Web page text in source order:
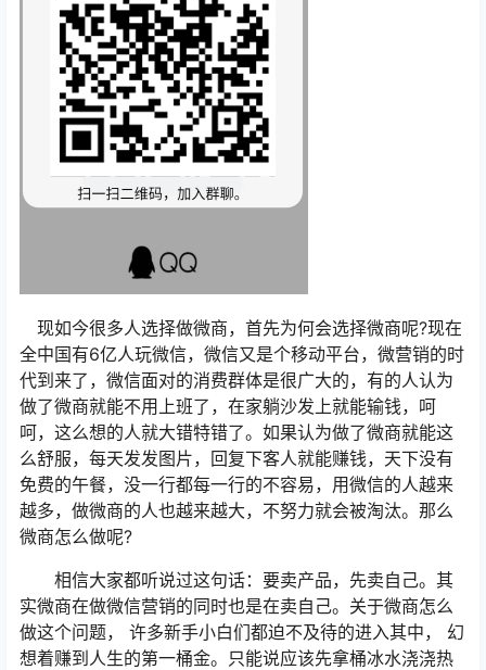
现如今很多人选择做微商，首先为何会选择微商呢?现在
全中国有6亿人玩微信，微信又是个移动平台，微营销的时
代到来了，微信面对的消费群体是很广大的，有的人认为
做了微商就能不用上班了，在家躺沙发上就能输钱，呵
呵，这么想的人就大错特错了。如果认为做了微商就能这
么舒服，每天发发图片，回复下客人就能赚钱，天下没有
免费的午餐，没一行都每一行的不容易，用微信的人越来
越多，做微商的人也越来越大，不努力就会被淘汰。那么
微商怎么做呢?
相信大家都听说过这句话：要卖产品，先卖自己。其
实微商在做微信营销的同时也是在卖自己。关于微商怎么
做这个问题， 许多新手小白们都迫不及待的进入其中， 幻
想着赚到人生的第一桶金。只能说应该先拿桶冰水浇浇热